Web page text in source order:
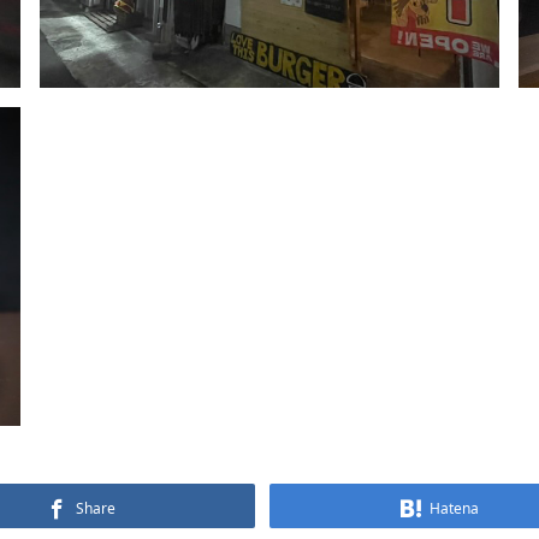
Share Hatena